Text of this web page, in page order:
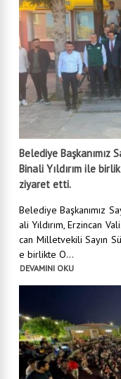
Belediye Başkanımız
Binali Yıldırım ile
ziyaret etti.
Belediye Başkanımız
ali Yıldırım, Erzincan
can Milletvekili Sayın
e birlikte O...
DEVAMINI OKU